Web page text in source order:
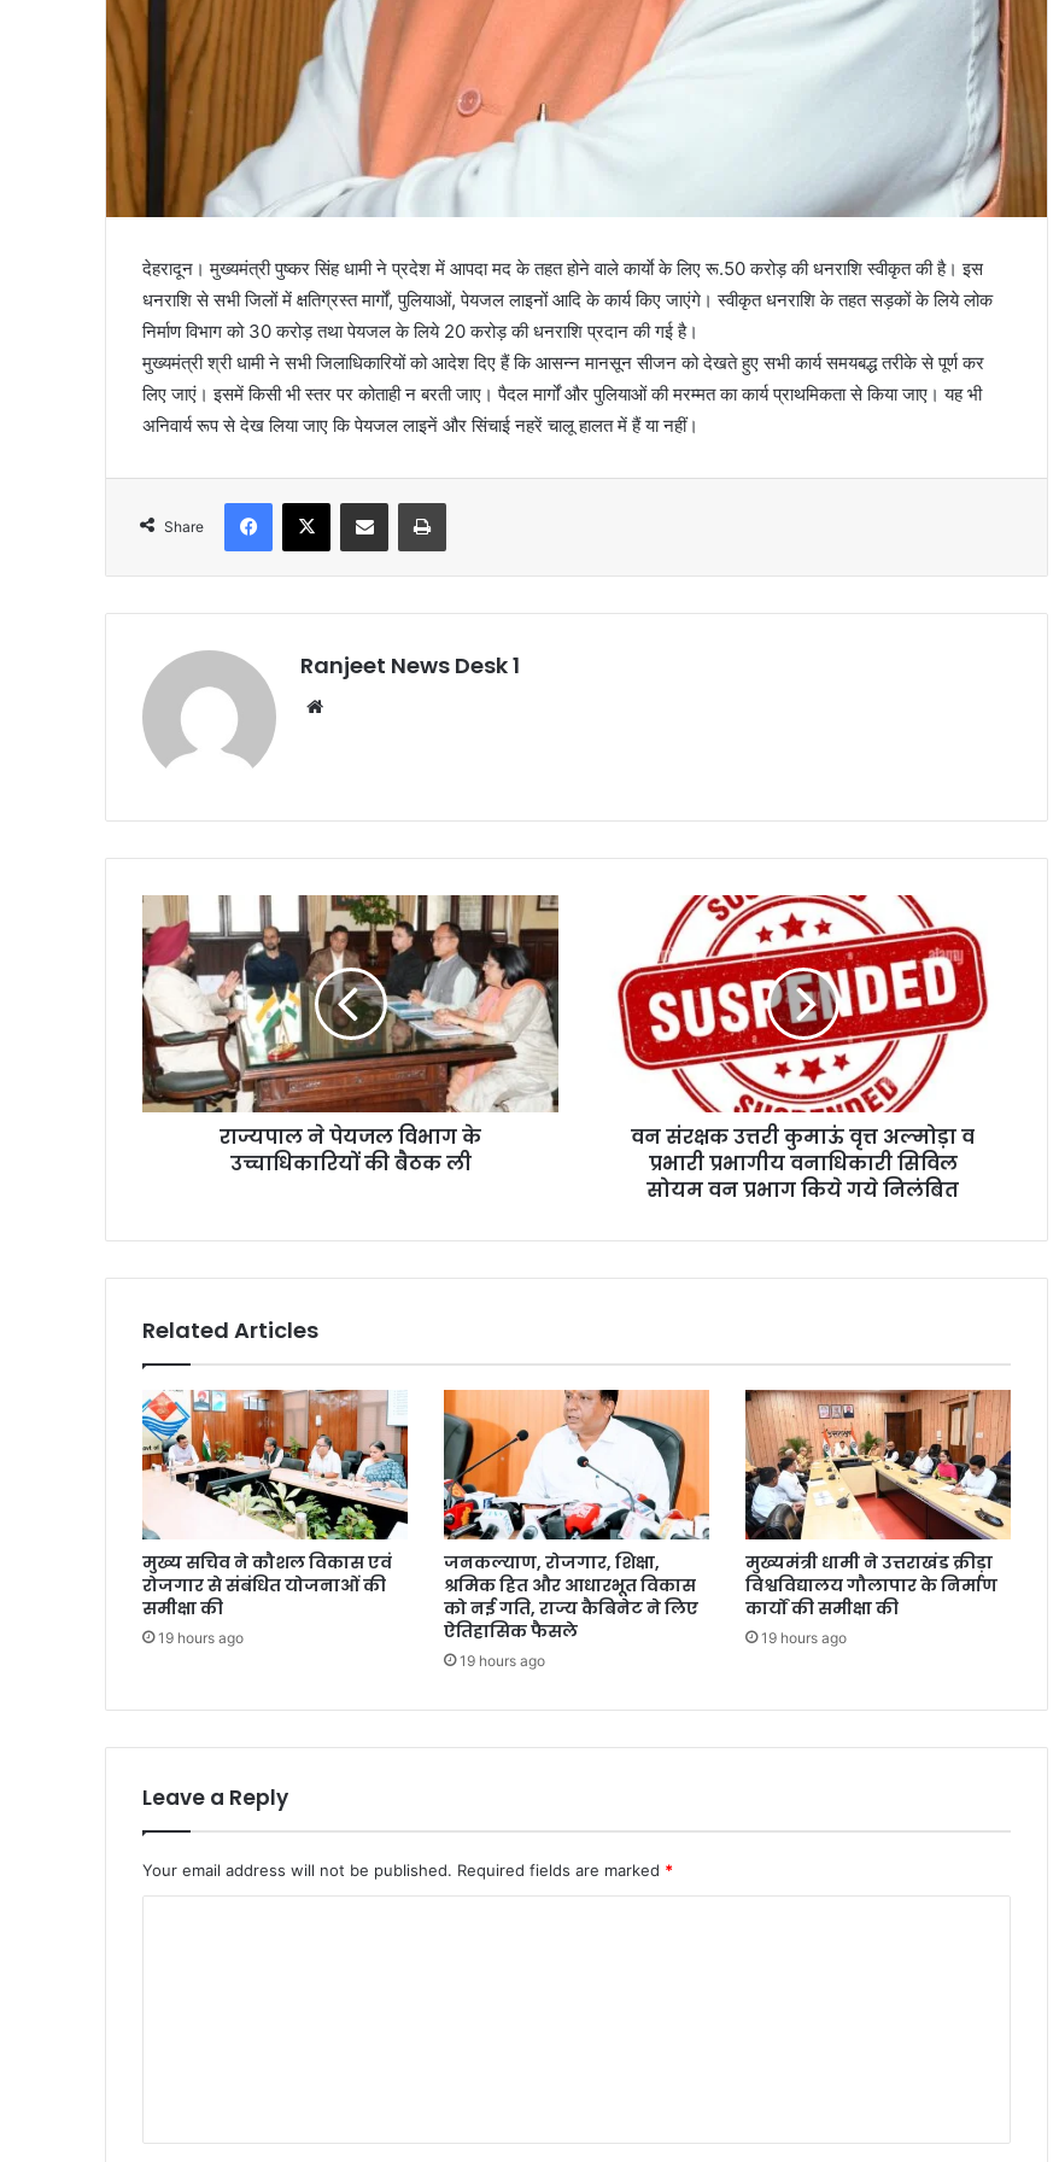
देहरादून। मुख्यमंत्री पुष्कर सिंह धामी ने प्रदेश में आपदा मद के तहत होने वाले कार्याे के लिए रू.50 करोड़ की धनराशि स्वीकृत की है। इस
धनराशि से सभी जिलों में क्षतिग्रस्त मार्गों, पुलियाओं, पेयजल लाइनों आदि के कार्य किए जाएंगे। स्वीकृत धनराशि के तहत सड़कों के लिये लोक
निर्माण विभाग को 30 करोड़ तथा पेयजल के लिये 20 करोड़ की धनराशि प्रदान की गई है।
मुख्यमंत्री श्री धामी ने सभी जिलाधिकारियों को आदेश दिए हैं कि आसन्न मानसून सीजन को देखते हुए सभी कार्य समयबद्ध तरीके से पूर्ण कर
लिए जाएं। इसमें किसी भी स्तर पर कोताही न बरती जाए। पैदल मार्गों और पुलियाओं की मरम्मत का कार्य प्राथमिकता से किया जाए। यह भी
अनिवार्य रूप से देख लिया जाए कि पेयजल लाइनें और सिंचाई नहरें चालू हालत में हैं या नहीं।
Share
Ranjeet News Desk 1
राज्यपाल ने पेयजल विभाग के
उच्चाधिकारियों की बैठक ली
वन संरक्षक उत्तरी कुमाऊं वृत्त अल्मोड़ा व
प्रभारी प्रभागीय वनाधिकारी सिविल
सोयम वन प्रभाग किये गये निलंबित
Related Articles
मुख्य सचिव ने कौशल विकास एवं
रोजगार से संबंधित योजनाओं की
समीक्षा की
19 hours ago
जनकल्याण, रोजगार, शिक्षा,
श्रमिक हित और आधारभूत विकास
को नई गति, राज्य कैबिनेट ने लिए
ऐतिहासिक फैसले
19 hours ago
मुख्यमंत्री धामी ने उत्तराखंड क्रीड़ा
विश्वविद्यालय गौलापार के निर्माण
कार्यों की समीक्षा की
19 hours ago
Leave a Reply
Your email address will not be published. Required fields are marked *